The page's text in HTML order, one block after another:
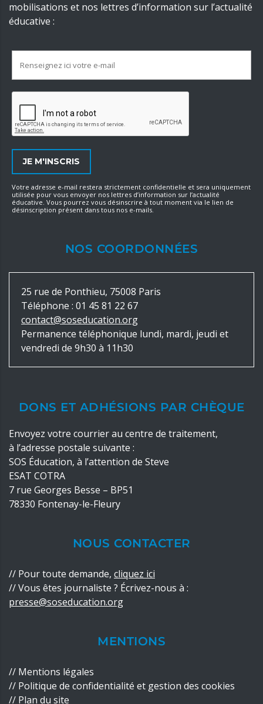
mobilisations et nos lettres d’information sur l’actualité
éducative :
Votre adresse e-mail restera strictement confidentielle et sera uniquement
utilisée pour vous envoyer nos lettres d’information sur l’actualité
éducative. Vous pourrez vous désinscrire à tout moment via le lien de
désinscription présent dans tous nos e-mails.
NOS COORDONNÉES
25 rue de Ponthieu, 75008 Paris
Téléphone : 01 45 81 22 67
contact@soseducation.org
Permanence téléphonique lundi, mardi, jeudi et
vendredi de 9h30 à 11h30
DONS ET ADHÉSIONS PAR CHÈQUE
Envoyez votre courrier au centre de traitement,
à l’adresse postale suivante :
SOS Éducation, à l’attention de Steve
ESAT COTRA
7 rue Georges Besse – BP51
78330 Fontenay-le-Fleury
NOUS CONTACTER
// Pour toute demande, cliquez ici
// Vous êtes journaliste ? Écrivez-nous à :
presse@soseducation.org
MENTIONS
// Mentions légales
// Politique de confidentialité et gestion des cookies
// Plan du site